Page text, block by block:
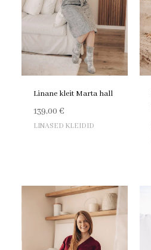
Linane kleit Marta hall
139,00€
LINASED KLEIDID